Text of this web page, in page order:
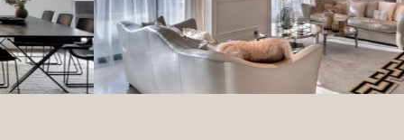
צור קשר